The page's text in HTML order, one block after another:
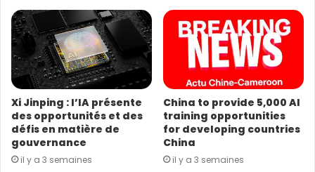
e
a
d
r
e
s
s
e
E
m
a
Xi Jinping : l’IA présente
des opportunités et des
défis en matière de
gouvernance
il y a 3 semaines
China to provide 5,000 AI
training opportunities
for developing countries
China
il y a 3 semaines